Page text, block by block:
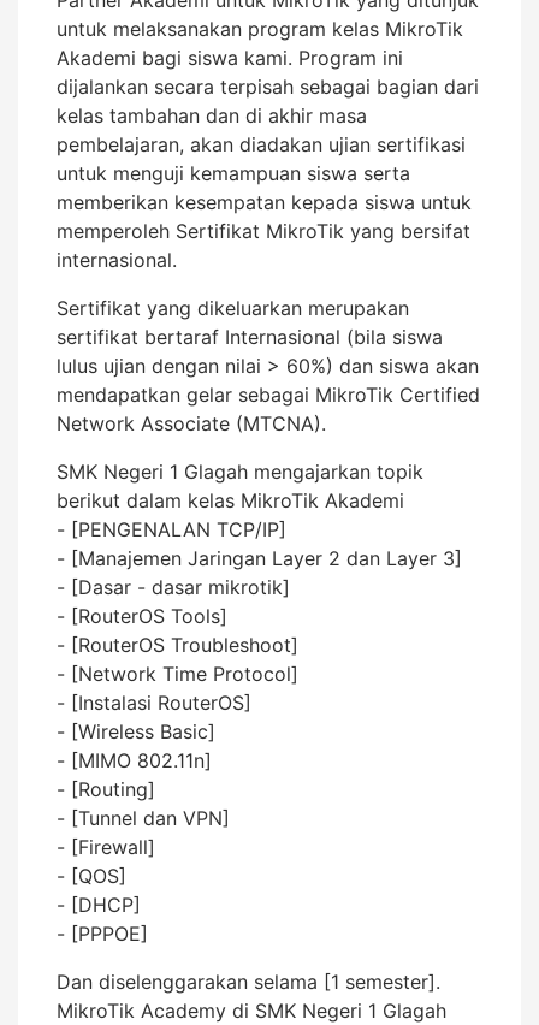
untuk melaksanakan program kelas MikroTik
Akademi bagi siswa kami. Program ini
dijalankan secara terpisah sebagai bagian dari
kelas tambahan dan di akhir masa
pembelajaran, akan diadakan ujian sertifikasi
untuk menguji kemampuan siswa serta
memberikan kesempatan kepada siswa untuk
memperoleh Sertifikat MikroTik yang bersifat
internasional.
Sertifikat yang dikeluarkan merupakan
sertifikat bertaraf Internasional (bila siswa
lulus ujian dengan nilai > 60%) dan siswa akan
mendapatkan gelar sebagai MikroTik Certified
Network Associate (MTCNA).
SMK Negeri 1 Glagah mengajarkan topik
berikut dalam kelas MikroTik Akademi
- [PENGENALAN TCP/IP]
- [Manajemen Jaringan Layer 2 dan Layer 3]
- [Dasar - dasar mikrotik]
- [RouterOS Tools]
- [RouterOS Troubleshoot]
- [Network Time Protocol]
- [Instalasi RouterOS]
- [Wireless Basic]
- [MIMO 802.11n]
- [Routing]
- [Tunnel dan VPN]
- [Firewall]
- [QOS]
- [DHCP]
- [PPPOE]
Dan diselenggarakan selama [1 semester].
MikroTik Academy di SMK Negeri 1 Glagah